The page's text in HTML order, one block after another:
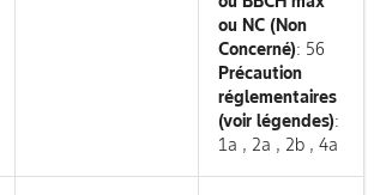
ou NC (Non
Concerné): 56
Précaution
réglementaires
(voir légendes):
1a , 2a , 2b , 4a